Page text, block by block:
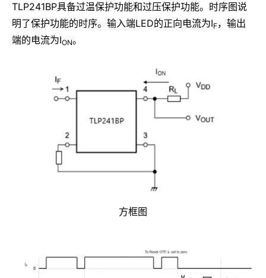
方框图
TLP241BP具备过温保护功能和过压保护功能。时序图说
明了保护功能的时序。输入端LED的正向电流为IF，输出
端的电流为ION。